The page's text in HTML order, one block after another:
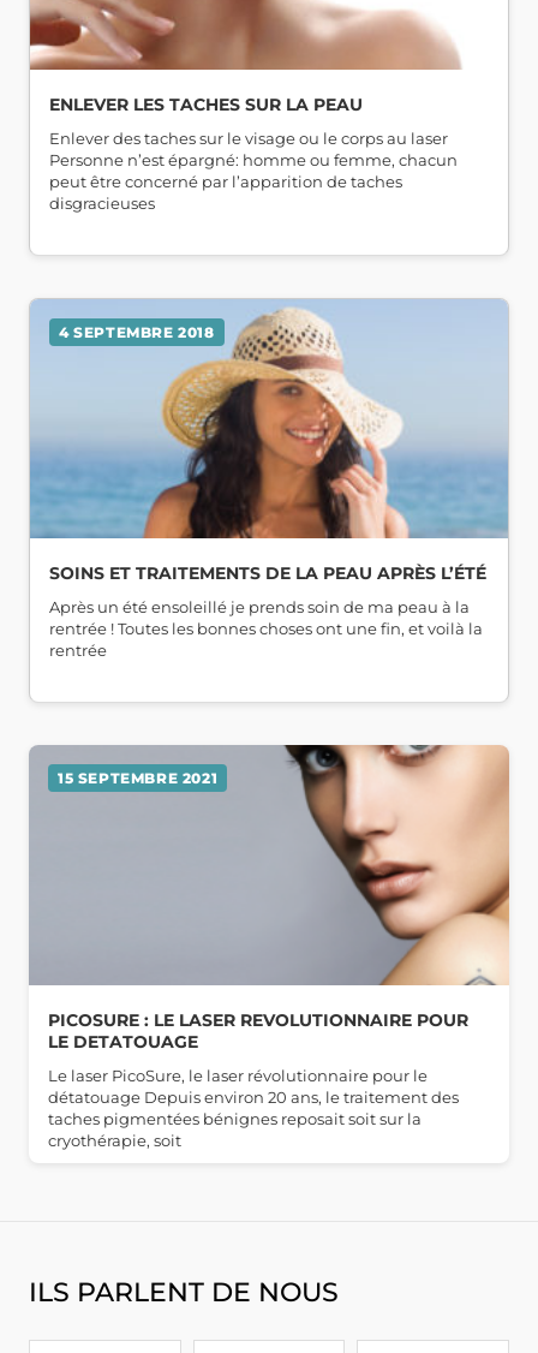
ENLEVER LES TACHES SUR LA PEAU
Enlever des taches sur le visage ou le corps au laser
Personne n’est épargné: homme ou femme, chacun
peut être concerné par l’apparition de taches
disgracieuses
SOINS ET TRAITEMENTS DE LA PEAU APRÈS L’ÉTÉ
4 SEPTEMBRE 2018
Après un été ensoleillé je prends soin de ma peau à la
rentrée ! Toutes les bonnes choses ont une fin, et voilà la
rentrée
PICOSURE : LE LASER REVOLUTIONNAIRE POUR
LE DETATOUAGE
15 SEPTEMBRE 2021
Le laser PicoSure, le laser révolutionnaire pour le
détatouage Depuis environ 20 ans, le traitement des
taches pigmentées bénignes reposait soit sur la
cryothérapie, soit
ILS PARLENT DE NOUS